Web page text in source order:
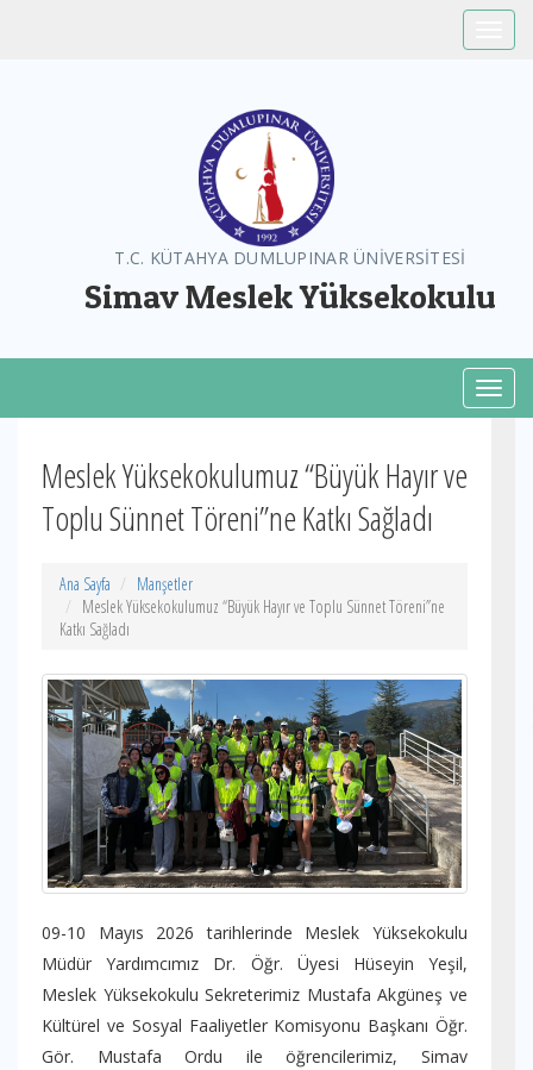
T.C. KÜTAHYA DUMLUPINAR ÜNİVERSİTESİ
Simav Meslek Yüksekokulu
Meslek Yüksekokulumuz “Büyük Hayır ve
Toplu Sünnet Töreni”ne Katkı Sağladı
Ana Sayfa
Manşetler
Meslek Yüksekokulumuz “Büyük Hayır ve Toplu Sünnet Töreni”ne
Katkı Sağladı
09-10 Mayıs 2026 tarihlerinde Meslek Yüksekokulu
Müdür Yardımcımız Dr. Öğr. Üyesi Hüseyin Yeşil,
Meslek Yüksekokulu Sekreterimiz Mustafa Akgüneş ve
Kültürel ve Sosyal Faaliyetler Komisyonu Başkanı Öğr.
Gör. Mustafa Ordu ile öğrencilerimiz, Simav